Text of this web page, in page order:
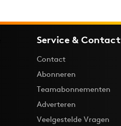
Service & Contact
Contact
Abonneren
Teamabonnementen
Adverteren
Veelgestelde Vragen